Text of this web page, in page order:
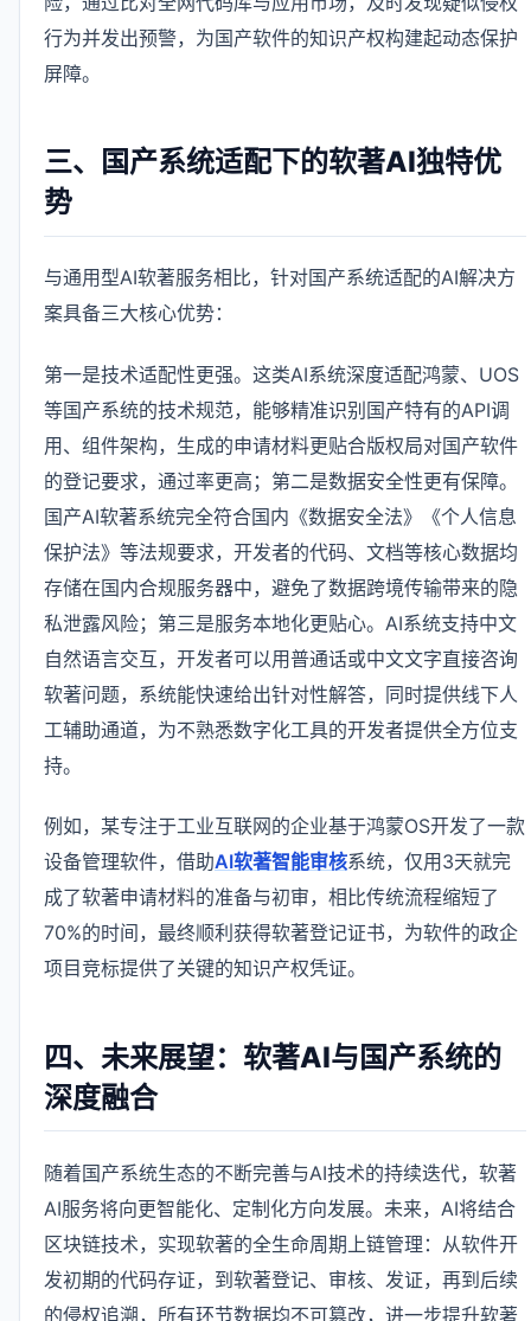
行为并发出预警，为国产软件的知识产权构建起动态保护
屏障。
三、国产系统适配下的软著AI独特优
势
与通用型AI软著服务相比，针对国产系统适配的AI解决方
案具备三大核心优势：
第一是技术适配性更强。这类AI系统深度适配鸿蒙、UOS
等国产系统的技术规范，能够精准识别国产特有的API调
用、组件架构，生成的申请材料更贴合版权局对国产软件
的登记要求，通过率更高；第二是数据安全性更有保障。
国产AI软著系统完全符合国内《数据安全法》《个人信息
保护法》等法规要求，开发者的代码、文档等核心数据均
存储在国内合规服务器中，避免了数据跨境传输带来的隐
私泄露风险；第三是服务本地化更贴心。AI系统支持中文
自然语言交互，开发者可以用普通话或中文文字直接咨询
软著问题，系统能快速给出针对性解答，同时提供线下人
工辅助通道，为不熟悉数字化工具的开发者提供全方位支
持。
例如，某专注于工业互联网的企业基于鸿蒙OS开发了一款
设备管理软件，借助AI软著智能审核系统，仅用3天就完
成了软著申请材料的准备与初审，相比传统流程缩短了
70%的时间，最终顺利获得软著登记证书，为软件的政企
项目竞标提供了关键的知识产权凭证。
四、未来展望：软著AI与国产系统的
深度融合
随着国产系统生态的不断完善与AI技术的持续迭代，软著
AI服务将向更智能化、定制化方向发展。未来，AI将结合
区块链技术，实现软著的全生命周期上链管理：从软件开
发初期的代码存证，到软著登记、审核、发证，再到后续
的侵权追溯，所有环节数据均不可篡改，进一步提升软著